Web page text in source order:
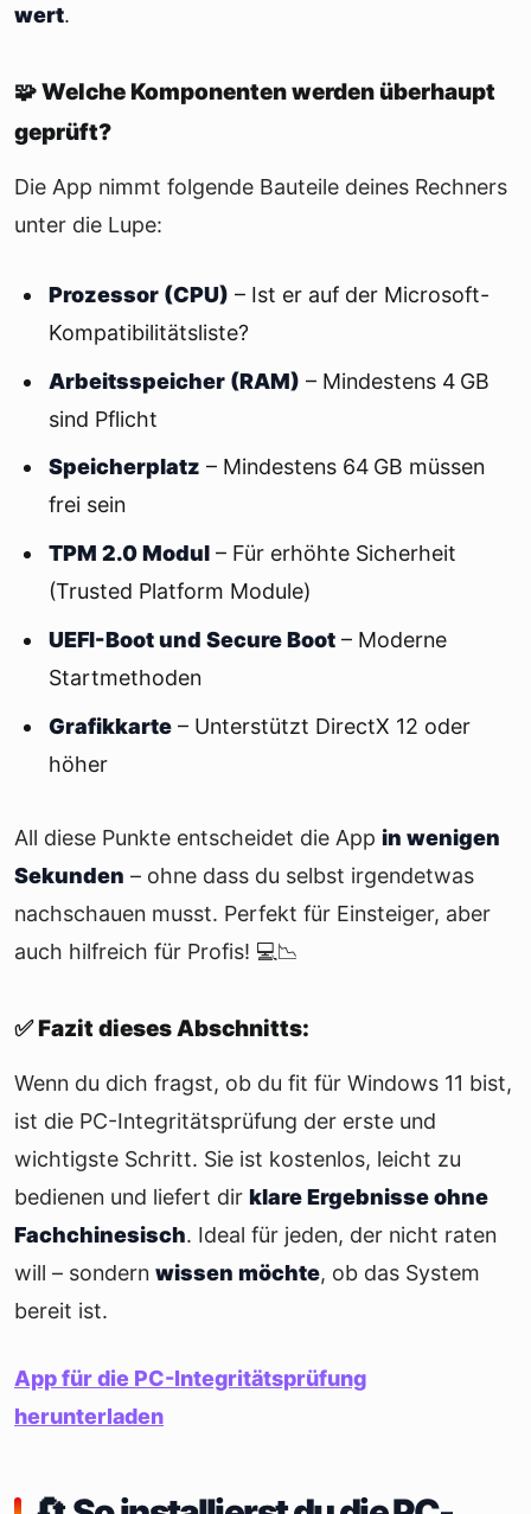
wert.
🧩 Welche Komponenten werden überhaupt
geprüft?
Die App nimmt folgende Bauteile deines Rechners
unter die Lupe:
Prozessor (CPU) – Ist er auf der Microsoft-
Kompatibilitätsliste?
Arbeitsspeicher (RAM) – Mindestens 4 GB
sind Pflicht
Speicherplatz – Mindestens 64 GB müssen
frei sein
TPM 2.0 Modul– Für erhöhte Sicherheit
(Trusted Platform Module)
UEFI-Boot und Secure Boot– Moderne
Startmethoden
Grafikkarte– Unterstützt DirectX 12 oder
höher
All diese Punkte entscheidet die App in wenigen
Sekunden – ohne dass du selbst irgendetwas
nachschauen musst. Perfekt für Einsteiger, aber
auch hilfreich für Profis! 💻📉
✅ Fazit dieses Abschnitts:
Wenn du dich fragst, ob du fit für Windows 11 bist,
ist die PC-Integritätsprüfung der erste und
wichtigste Schritt. Sie ist kostenlos, leicht zu
bedienen und liefert dir klare Ergebnisse ohne
Fachchinesisch. Ideal für jeden, der nicht raten
will – sondern wissen möchte, ob das System
bereit ist.
App für die PC-Integritätsprüfung
herunterladen